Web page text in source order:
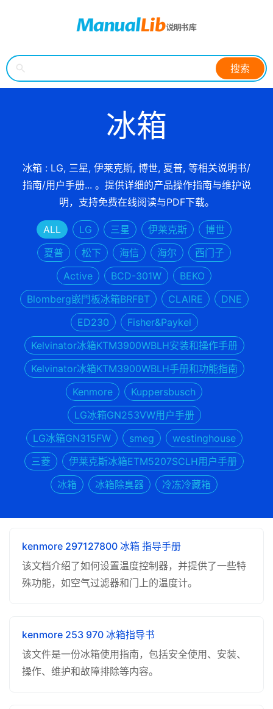
搜索
冰箱
冰箱 : LG, 三星, 伊莱克斯, 博世, 夏普, 等相关说明书/
指南/用户手册... 。提供详细的产品操作指南与维护说
明，支持免费在线阅读与PDF下载。
ALL LG 三星 伊莱克斯
博世
夏普
松下 海信 海尔
西门子
Active
BCD-301W
BEKO
Blomberg嵌門板冰箱BRFBT
CLAIRE
DNE
ED230
Fisher&Paykel
Kelvinator冰箱KTM3900WBLH安装和操作手册
Kelvinator冰箱KTM3900WBLH手册和功能指南
Kenmore
Kuppersbusch
LG冰箱GN253VW用户手册
LG冰箱GN315FW
smeg
westinghouse
三菱
伊莱克斯冰箱ETM5207SCLH用户手册
冰箱
冰箱除臭器 冷冻冷藏箱
kenmore 297127800 冰箱 指导手册
该文档介绍了如何设置温度控制器，并提供了一些特
殊功能，如空气过滤器和门上的温度计。
kenmore 253 970 冰箱指导书
该文件是一份冰箱使用指南，包括安全使用、安装、
操作、维护和故障排除等内容。